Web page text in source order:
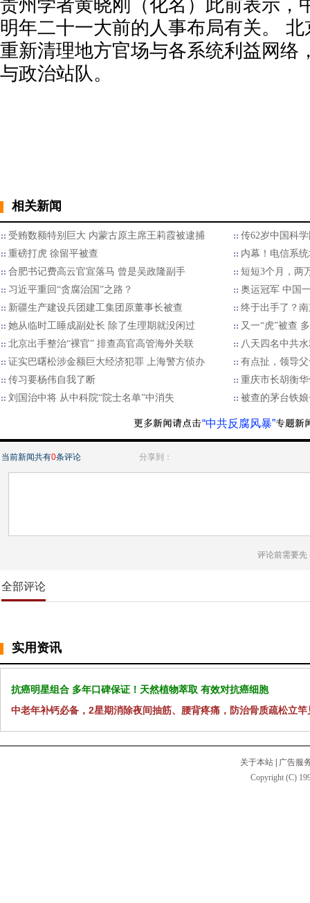
贵州学者黄晓刚（化名）此前表示，
明年二十一大前的人事布局有关。
重新清理地方官场与各系统利益网络
与政治站队。
相关新闻
受贿数额特别巨大 内蒙古原主席王莉霞被逮捕
传62岁中国科
重磅打虎 徐留平被查
内幕！电信系
合肥书记费高云官宣落马 曾是吴政隆副手
短短3个月，两
习近平重回“贪腐治国”之路？
奥运冠军 中国
新疆生产建设兵团建工集团原董事长被查
终于出手了？
她从临时工睡成副处长 除了生理期就没闲过
又一“虎”被查
北京出手整治“裸官” 排查高官高管海外关联
八天四名中共
证实巴曙松涉金额巨大经济犯罪 上海警方侦办
有点扯，领导
传习要杨伟自我了断
重庆市长胡衡
刘国治中将 从中科院“院士名单”中消失
被查的茅台铁
“中共反腐风暴”
当前新闻共有0条评论 分享到：
评论前需要先
全部评论
实用资讯
抗癌明星组合 多年口碑保证！天然植物萃取 有效对抗癌细胞
中老年补钙必备，2星期消除夜间抽筋、腰背疼痛，防治骨质疏松立竿
关于本站
广告服
Copyright (C)